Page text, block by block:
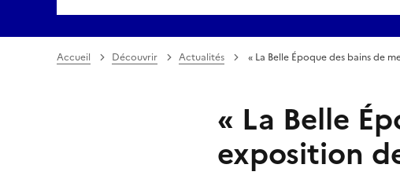
Accueil Découvrir Actualités « La Belle Époque des bains de
« La Belle
exposition